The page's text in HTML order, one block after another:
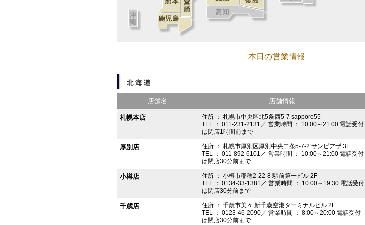
本日の営業情報
店舗名 店舗情報
札幌本店
住所 ： 札幌市中央区北5条西5-7 sapporo55
TEL ： 011-231-2131／ 営業時間 ： 10:00～21:00 電話受付
は閉店1時間前まで
厚別店
住所 ： 札幌市厚別区厚別中央二条5-7-2 サンピアザ 3F
TEL ： 011-892-6101／ 営業時間 ： 10:00～21:00 電話受付
は閉店30分前まで
小樽店
住所 ： 小樽市稲穂2-22-8 駅前第一ビル 2F
TEL ： 0134-33-1381／ 営業時間 ： 10:00～19:30 電話受付
は閉店30分前まで
千歳店
住所 ： 千歳市美々 新千歳空港ターミナルビル 2F
TEL ： 0123-46-2090／ 営業時間 ： 8:00～20:00 電話受付
は閉店30分前まで